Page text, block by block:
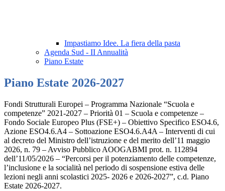
Impastiamo Idee. La fiera della pasta
Agenda Sud - II Annualità
Piano Estate
Piano Estate 2026-2027
Fondi Strutturali Europei – Programma Nazionale “Scuola e
competenze” 2021-2027 – Priorità 01 – Scuola e competenze –
Fondo Sociale Europeo Plus (FSE+) – Obiettivo Specifico ESO4.6,
Azione ESO4.6.A4 – Sottoazione ESO4.6.A4A – Interventi di cui
al decreto del Ministro dell’istruzione e del merito dell’11 maggio
2026, n. 79 – Avviso Pubblico AOOGABMI prot. n. 112894
dell’11/05/2026 – “Percorsi per il potenziamento delle competenze,
l’inclusione e la socialità nel periodo di sospensione estiva delle
lezioni negli anni scolastici 2025- 2026 e 2026-2027”, c.d. Piano
Estate 2026-2027.